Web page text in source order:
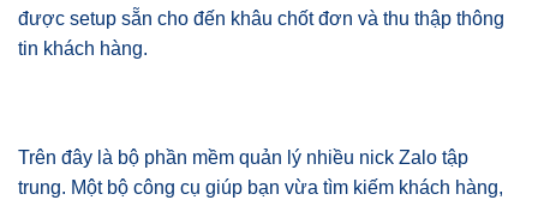
được setup sẵn cho đến khâu chốt đơn và thu thập thông
tin khách hàng.
Trên đây là bộ phần mềm quản lý nhiều nick Zalo tập
trung. Một bộ công cụ giúp bạn vừa tìm kiếm khách hàng,